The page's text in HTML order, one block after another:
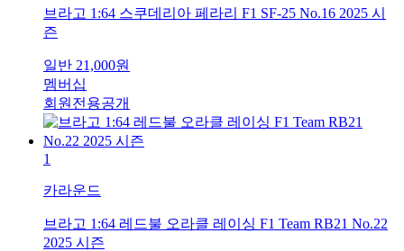
브라고 1:64 스쿠데리아 페라리 F1 SF-25 No.16 2025 시
즌
일반 21,000원
멤버십
회원전용공개
1
카라운드
브라고 1:64 레드불 오라클 레이싱 F1 Team RB21 No.22
2025 시즌